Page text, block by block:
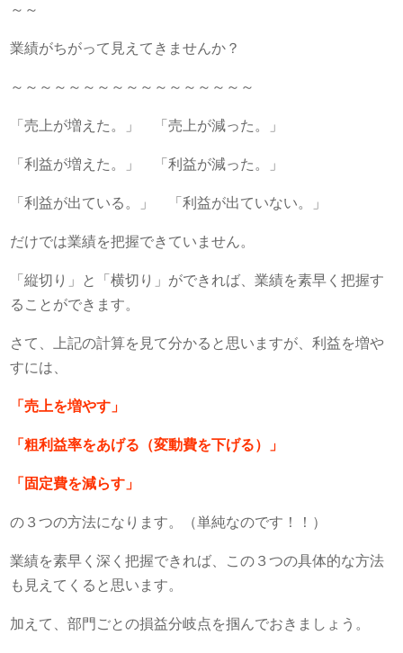
～～
業績がちがって見えてきませんか？
～～～～～～～～～～～～～～～～～
「売上が増えた。」 「売上が減った。」
「利益が増えた。」 「利益が減った。」
「利益が出ている。」 「利益が出ていない。」
だけでは業績を把握できていません。
「縦切り」と「横切り」ができれば、業績を素早く把握す
ることができます。
さて、上記の計算を見て分かると思いますが、利益を増や
すには、
「売上を増やす」
「粗利益率をあげる（変動費を下げる）」
「固定費を減らす」
の３つの方法になります。（単純なのです！！）
業績を素早く深く把握できれば、この３つの具体的な方法
も見えてくると思います。
加えて、部門ごとの損益分岐点を掴んでおきましょう。